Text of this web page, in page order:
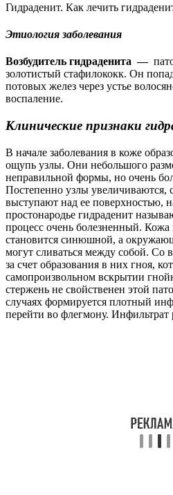
Гидраденит. Как лечить
Этиология заболевания
Возбудитель гидраденита —
золотистый стафилококк. Он
потовых желез через устье
воспаление.
Клинические признаки
В начале заболевания в коже
ощупь узлы. Они небольшого
неправильной формы, но очень
Постепенно узлы увеличиваются,
выступают над ее поверхностью,
простонародье гидраденит
процесс очень болезненный. Кожа
становится синюшной, а
могут сливаться между собой. Со
за счет образования в них гноя,
самопроизвольном вскрытии
стержень не свойственен этой
случаях формируется плотный
перейти во флегмону. Инфильтрат